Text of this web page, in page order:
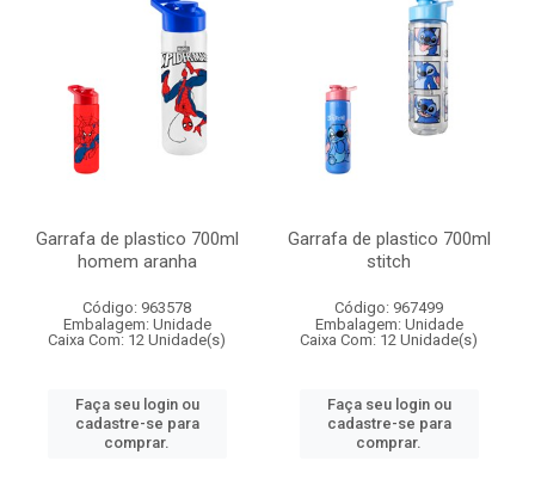
Garrafa de plastico 700ml
homem aranha
Código: 963578
Embalagem: Unidade
Caixa Com: 12 Unidade(s)
Faça seu login ou
cadastre-se para
comprar.
Garrafa de plastico 700ml
stitch
Código: 967499
Embalagem: Unidade
Caixa Com: 12 Unidade(s)
Faça seu login ou
cadastre-se para
comprar.